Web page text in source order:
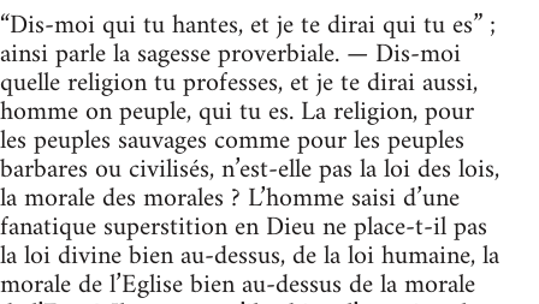
“Dis-moi qui tu hantes, et je te dirai qui tu es” ;
ainsi parle la sagesse proverbiale. — Dis-moi
quelle religion tu professes, et je te dirai aussi,
homme on peuple, qui tu es. La religion, pour
les peuples sauvages comme pour les peuples
barbares ou civilisés, n’est-elle pas la loi des lois,
la morale des morales ? L’homme saisi d’une
fanatique superstition en Dieu ne place-t-il pas
la loi divine bien au-dessus, de la loi humaine, la
morale de l’Eglise bien au-dessus de la morale